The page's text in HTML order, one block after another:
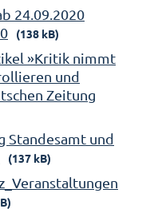
24.09.2020
(138 kB)
»Kritik nimmt
und
Zeitung
Standesamt und
(137 kB)